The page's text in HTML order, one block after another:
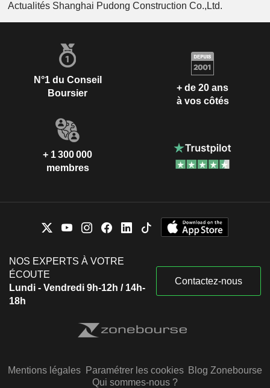
Actualités Shanghai Pudong Construction Co.,Ltd.
N°1 du Conseil
Boursier
+ de 20 ans
à vos côtés
+ 1 300 000
membres
NOS EXPERTS À VOTRE
ÉCOUTE
Lundi - Vendredi 9h-12h / 14h-
18h
Contactez-nous
Mentions légales Paramétrer les cookies Blog Zonebourse
Qui sommes-nous ?